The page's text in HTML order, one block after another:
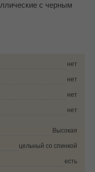
с черным
нет
нет
нет
нет
Высокая
цельный со спинкой
есть